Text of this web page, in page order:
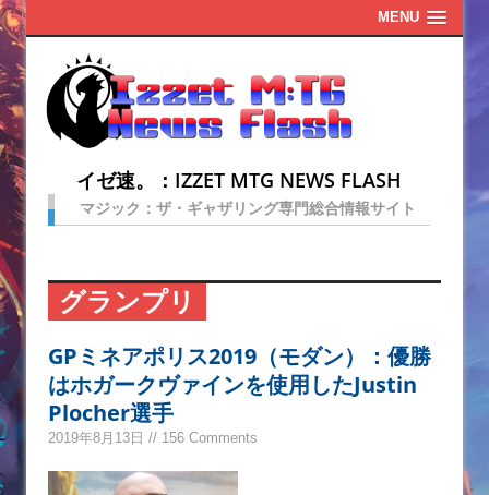
MENU
イゼ速。：IZZET MTG NEWS FLASH
マジック：ザ・ギャザリング専門総合情報サイト
グランプリ
GPミネアポリス2019（モダン）：優勝
はホガークヴァインを使用したJustin
Plocher選手
2019年8月13日 // 156 Comments